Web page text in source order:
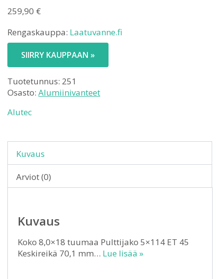
259,90 €
Rengaskauppa: Laatuvanne.fi
SIIRRY KAUPPAAN »
Tuotetunnus: 251
Osasto: Alumiinivanteet
Alutec
Kuvaus
Arviot (0)
Kuvaus
Koko 8,0×18 tuumaa Pulttijako 5×114 ET 45
Keskireikä 70,1 mm… Lue lisää »